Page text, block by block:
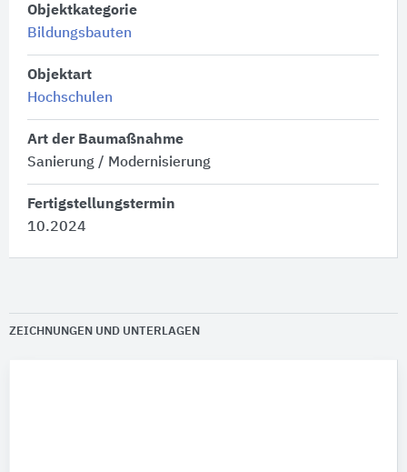
Objektkategorie
Bildungsbauten
Objektart
Hochschulen
Art der Baumaßnahme
Sanierung / Modernisierung
Fertigstellungstermin
10.2024
ZEICHNUNGEN UND UNTERLAGEN